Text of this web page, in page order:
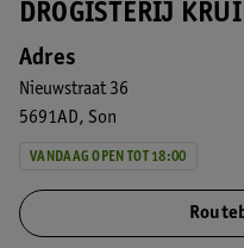
DROGISTERIJ
Adres
Nieuwstraat 36
5691AD
Son
VANDAAG OPEN TOT 18:00